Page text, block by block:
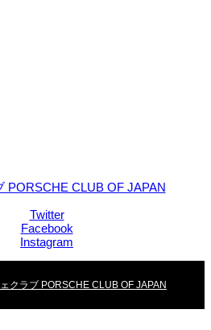
PORSCHE CLUB OF JAPAN
Twitter
Facebook
Instagram
クラブ PORSCHE CLUB OF JAPAN